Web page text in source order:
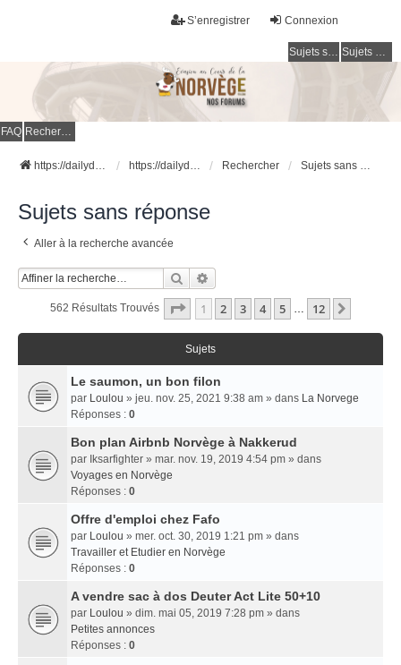
Connexion
S’enregistrer
Sujets sans réponse Sujets actifs
FAQ Rechercher
https://dailydigesthub.com https://dailydigesthub.com Rechercher Sujets sans réponse
Sujets sans réponse
Aller à la recherche avancée
Rechercher
562 Résultats Trouvés Page 1Sur
1 2 3 4 5 … 12
Sujets
Le saumon, un bon filon
par Loulou » jeu. nov. 25, 2021 9:38 am » dans La Norvege
Réponses : 0
Bon plan Airbnb Norvège à Nakkerud
par Iksarfighter » mar. nov. 19, 2019 4:54 pm » dans
Voyages en Norvège
Réponses : 0
Offre d'emploi chez Fafo
par Loulou » mer. oct. 30, 2019 1:21 pm » dans
Travailler et Etudier en Norvège
Réponses : 0
A vendre sac à dos Deuter Act Lite 50+10
par Loulou » dim. mai 05, 2019 7:28 pm » dans
Petites annonces
Réponses : 0